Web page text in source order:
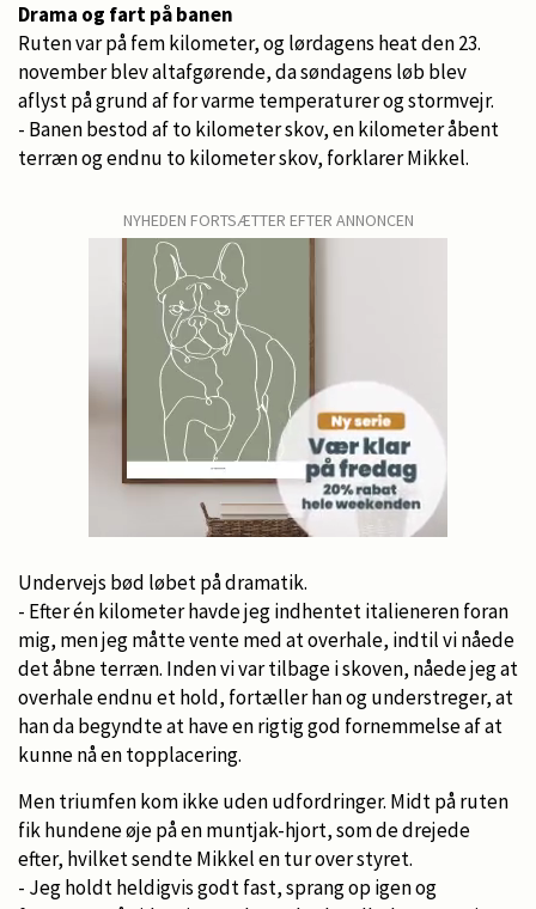
Drama og fart på banen
Ruten var på fem kilometer, og lørdagens heat den 23.
november blev altafgørende, da søndagens løb blev
aflyst på grund af for varme temperaturer og stormvejr.
- Banen bestod af to kilometer skov, en kilometer åbent
terræn og endnu to kilometer skov, forklarer Mikkel.
NYHEDEN FORTSÆTTER EFTER ANNONCEN
Undervejs bød løbet på dramatik.
- Efter én kilometer havde jeg indhentet italieneren foran
mig, men jeg måtte vente med at overhale, indtil vi nåede
det åbne terræn. Inden vi var tilbage i skoven, nåede jeg at
overhale endnu et hold, fortæller han og understreger, at
han da begyndte at have en rigtig god fornemmelse af at
kunne nå en topplacering.
Men triumfen kom ikke uden udfordringer. Midt på ruten
fik hundene øje på en muntjak-hjort, som de drejede
efter, hvilket sendte Mikkel en tur over styret.
- Jeg holdt heldigvis godt fast, sprang op igen og